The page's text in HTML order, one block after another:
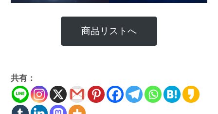
商品リストへ
共有：